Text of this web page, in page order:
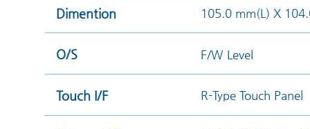
Dimention 105.0 mm(L) X
O/S F/W Level
Touch I/F R-Type Touch Panel